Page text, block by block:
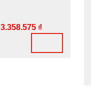
3.358.575 ₫